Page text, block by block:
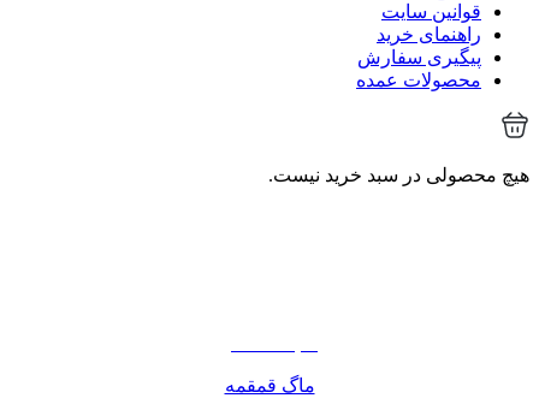
قوانین سایت
راهنمای خرید
پیگیری سفارش
محصولات عمده
هیچ محصولی در سبد خرید نیست.
ماگ قمقمه